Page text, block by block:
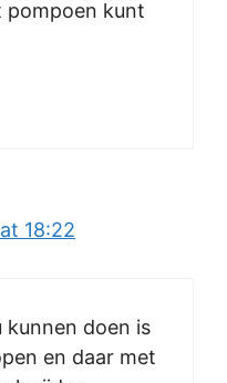
pompoen kunt
18:22
kunnen doen is
en daar met